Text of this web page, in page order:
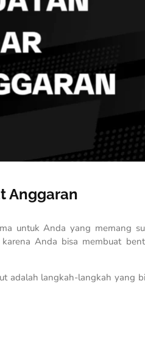
Anggaran
untuk Anda yang memang
Anda bisa membuat
adalah langkah-langkah yang